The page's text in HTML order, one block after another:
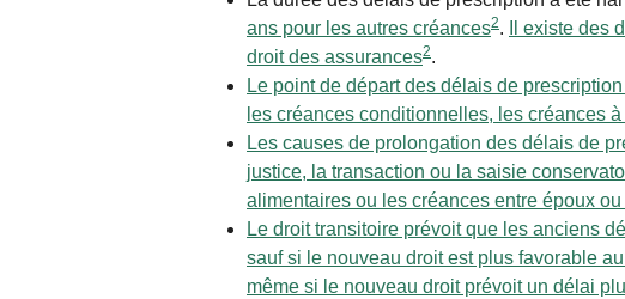
ans pour les autres créances2.
Il existe des
droit des assurances2.
Le point de départ des délais de
les créances conditionnelles, les créances
Les causes de prolongation des délais de
justice, la transaction ou la saisie
alimentaires ou les créances entre époux
Le droit transitoire prévoit que les anciens
sauf si le nouveau droit est plus favorable
même si le nouveau droit prévoit un délai